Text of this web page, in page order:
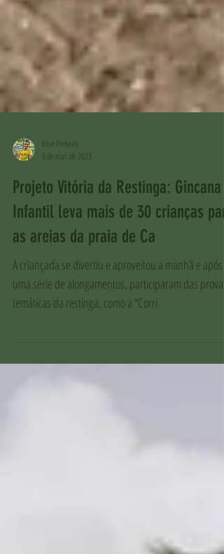
Vitor Pinheiro
9 de mar. de 2023
Projeto Vitória da Restinga: Gincana
Infantil leva mais de 30 crianças para
uma série de alongamentos, participaram das provas
temáticas da restinga, como a “Corri